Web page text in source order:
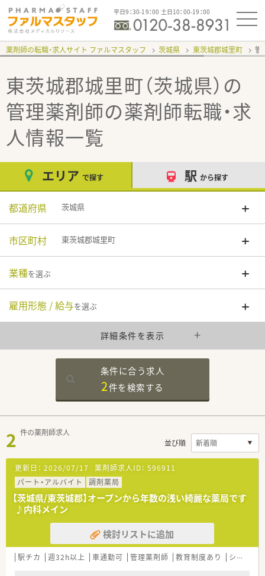
平日9：30-19：00 土日10：00-19：00
薬剤師の転職・求人サイト ファルマスタッフ 茨城県 東茨城郡城里町 管
東茨城郡城里町（茨城県）の
管理薬剤師の薬剤師転職・求
人情報一覧
エリア で探す 駅 から探す
都道府県 茨城県
市区町村 東茨城郡城里町
業種を選ぶ
雇用形態 / 給与を選ぶ
詳細条件を表示
条件に合う求人
2件を検索する
2 件の薬剤師求人
並び順
更新日： 2026/07/17 薬剤師求人ID： 596911
パート・アルバイト
調剤薬局
【茨城県/東茨城郡】オープンから年数の浅い綺麗な薬局です
♪内科メイン
検討リストに追加
駅チカ 週32h以上 車通勤可 管理薬剤師 教育制度あり シフト制